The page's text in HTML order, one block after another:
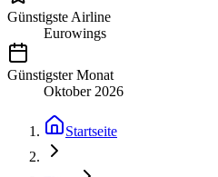
Günstigste Airline
Eurowings
Günstigster Monat
Oktober 2026
Startseite